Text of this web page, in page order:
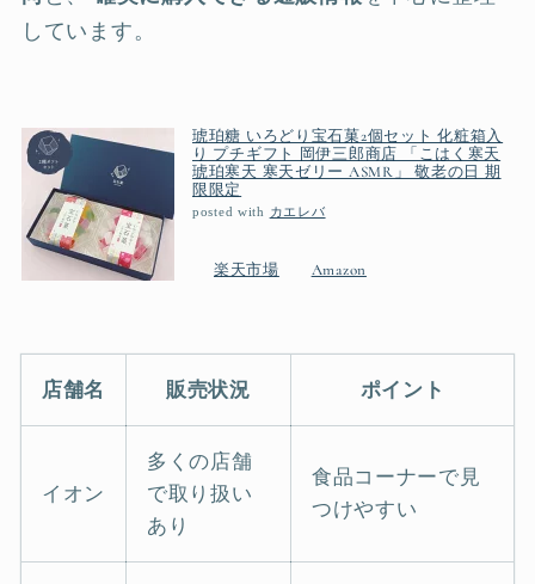
しています。
琥珀糖 いろどり宝石菓2個セット 化粧箱入
り プチギフト 岡伊三郎商店 「こはく寒天
琥珀寒天 寒天ゼリー ASMR」 敬老の日 期
限限定
posted with カエレバ
楽天市場 Amazon
店舗名 販売状況 ポイント
イオン
多くの店舗
で取り扱い
あり
食品コーナーで見
つけやすい